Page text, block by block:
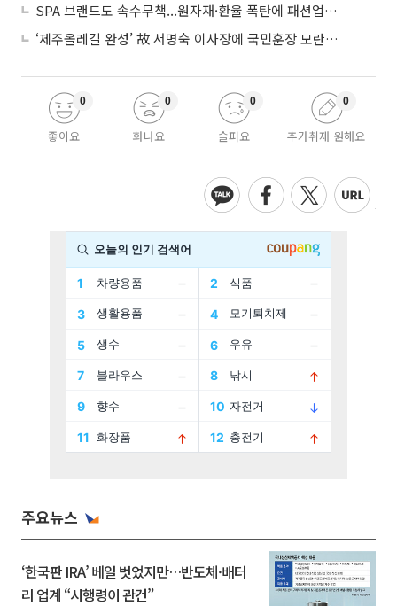
SPA 브랜드도 속수무책...원자재·환율 폭탄에 패션업계 ‘가격 인상’
‘제주올레길 완성’ 故 서명숙 이사장에 국민훈장 모란장 추서
좋아요
0
화나요
0
슬퍼요
0
추가취재 원해요
0
주요뉴스
‘한국판 IRA’ 베일 벗었지만…반도체·배터
리 업계 “시행령이 관건”